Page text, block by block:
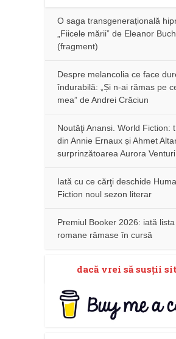
O saga transgenerațională
„Fiicele mării” de Eleanor
(fragment)
Despre melancolia ce face
îndurabilă: „Și n-ai rămas pe
mea” de Andrei Crăciun
Noutăţi Anansi. World Fiction:
din Annie Ernaux și Ahmet
surprinzătoarea Aurora
Iată cu ce cărţi deschide
Fiction noul sezon literar
Premiul Booker 2026: iată
romane rămase în cursă
dacă vrei să susţii